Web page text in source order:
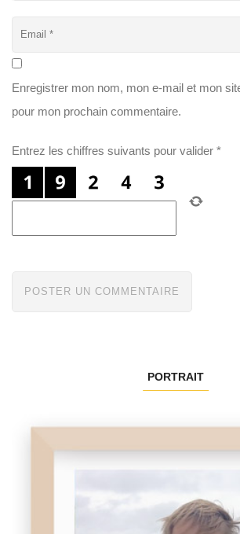
Enregistrer mon nom, mon e-mail et mon
pour mon prochain commentaire.
Entrez les chiffres suivants pour valider *
PORTRAIT